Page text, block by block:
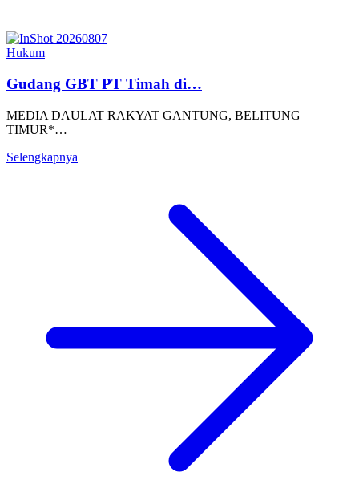
Hukum
Gudang GBT PT Timah di…
MEDIA DAULAT RAKYAT GANTUNG, BELITUNG
TIMUR*…
Selengkapnya